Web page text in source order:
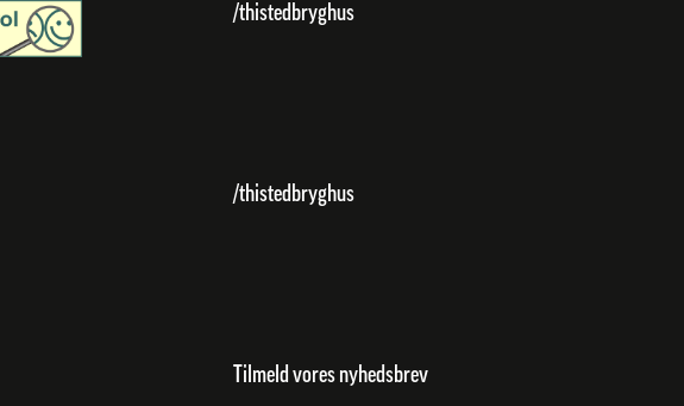
/thistedbryghus
/thistedbryghus
Tilmeld vores nyhedsbrev